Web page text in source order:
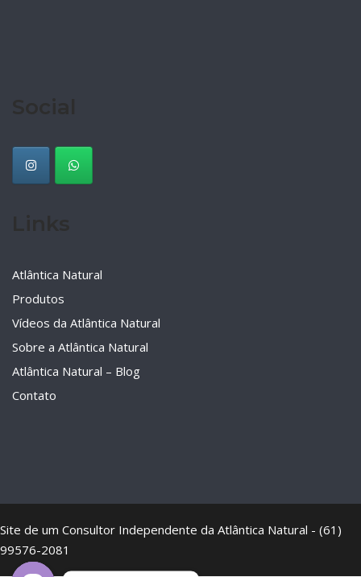
Atlântica Natural
Produtos
Vídeos da Atlântica Natural
Sobre a Atlântica Natural
Atlântica Natural – Blog
Contato
Site de um Consultor Independente da Atlântica Natural - (61)
99576-2081